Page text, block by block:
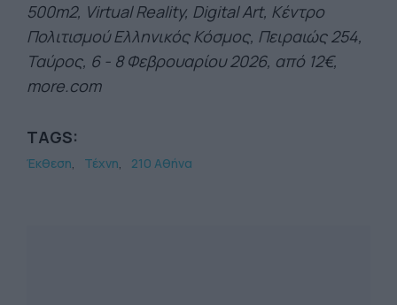
500m2, Virtual Reality, Digital Art, Κέντρο
Πολιτισμού Ελληνικός Κόσμος, Πειραιώς 254,
Ταύρος, 6 - 8 Φεβρουαρίου 2026, από 12€,
more.com
TAGS:
Έκθεση Τέχνη 210 Αθήνα